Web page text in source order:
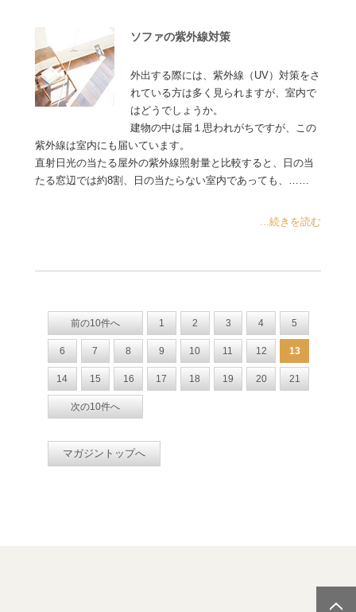
ソファの紫外線対策
外出する際には、紫外線（UV）対策をさ
れている方は多く見られますが、室内で
はどうでしょうか。
建物の中は届１思われがちですが、この
紫外線は室内にも届いています。
直射日光の当たる屋外の紫外線照射量と比較すると、日の当
たる窓辺では約8割、日の当たらない室内であっても、……
...続きを読む
前の10件へ 1 2 3 4 5
6 7 8 9 10 11 12 13
14 15 16 17 18 19 20 21
次の10件へ
マガジントップへ